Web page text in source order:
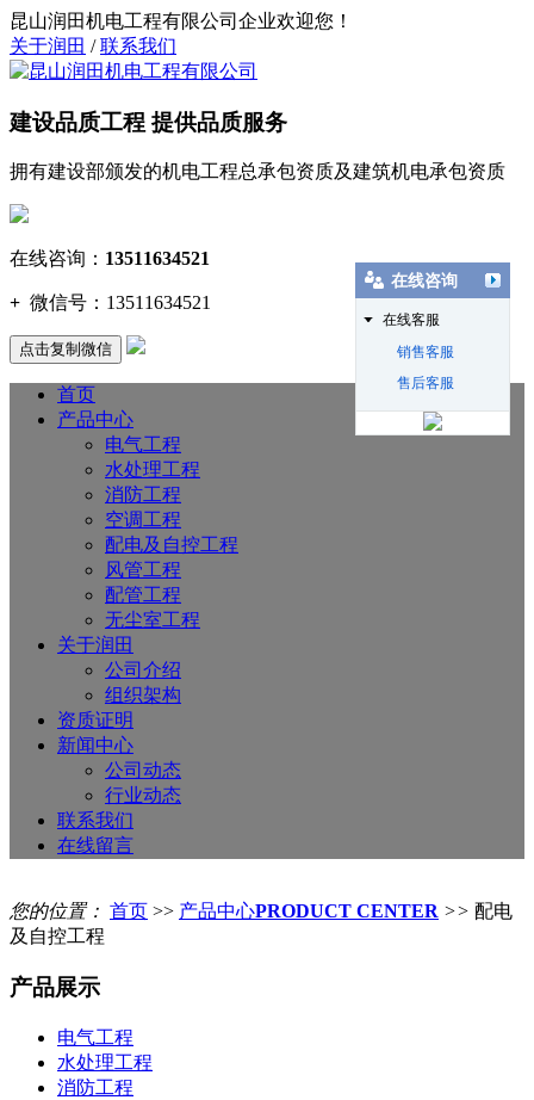
昆山润田机电工程有限公司企业欢迎您！
关于润田 /联系我们
建设品质工程 提供品质服务
拥有建设部颁发的机电工程总承包资质及建筑机电承包资质
在线咨询： 13511634521
+ 微信号： 13511634521
点击复制微信
首页
产品中心
电气工程
水处理工程
消防工程
空调工程
配电及自控工程
风管工程
配管工程
无尘室工程
关于润田
公司介绍
组织架构
资质证明
新闻中心
公司动态
行业动态
联系我们
在线留言
您的位置： 首页 >> 产品中心PRODUCT CENTER >> 配电
及自控工程
产品展示
电气工程
水处理工程
消防工程
在线咨询
在线客服
销售客服
售后客服